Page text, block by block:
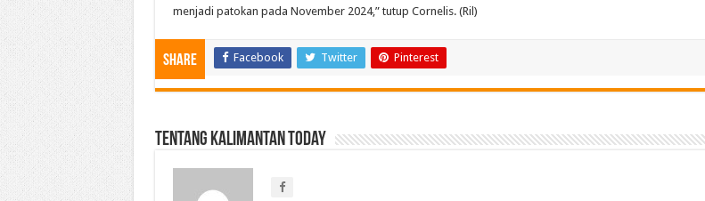
menjadi patokan pada November 2024,” tutup Cornelis. (Ril)
Share Facebook Twitter Pinterest
Tentang Kalimantan Today